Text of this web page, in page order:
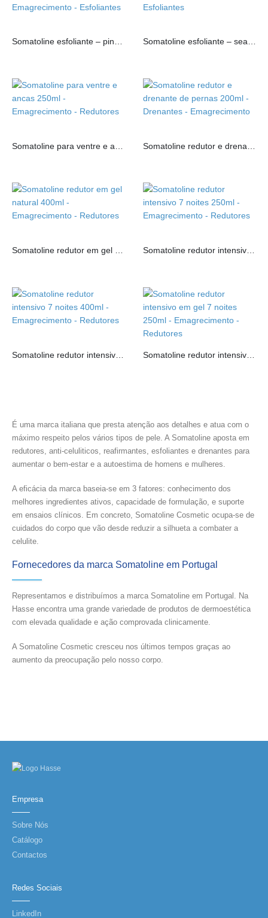
Somatoline esfoliante – pink salt 350g Somatoline esfoliante – sea salt 350g
Somatoline redutor em gel natural 400ml Somatoline redutor intensivo 7 noites 250ml
É uma marca italiana que presta atenção aos detalhes e atua com o
máximo respeito pelos vários tipos de pele. A Somatoline aposta em
redutores, anti-celuliticos, reafirmantes, esfoliantes e drenantes para
aumentar o bem-estar e a autoestima de homens e mulheres.
A eficácia da marca baseia-se em 3 fatores: conhecimento dos
melhores ingredientes ativos, capacidade de formulação, e suporte
em ensaios clínicos. Em concreto, Somatoline Cosmetic ocupa-se de
cuidados do corpo que vão desde reduzir a silhueta a combater a
celulite.
Fornecedores da marca Somatoline em Portugal
Representamos e distribuímos a marca Somatoline em Portugal. Na
Hasse encontra uma grande variedade de produtos de dermoestética
com elevada qualidade e ação comprovada clinicamente.
A Somatoline Cosmetic cresceu nos últimos tempos graças ao
aumento da preocupação pelo nosso corpo.
Empresa
Sobre Nós
Catálogo
Contactos
Redes Sociais
LinkedIn